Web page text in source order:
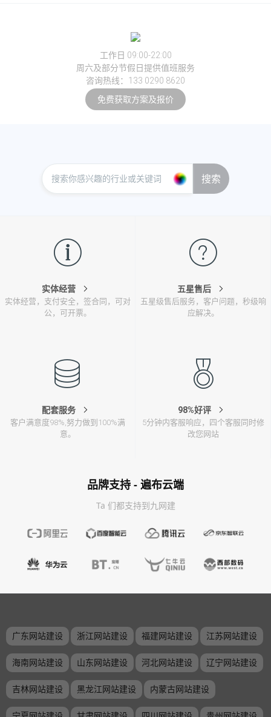
工作日 09:00-22:00
周六及部分节假日提供值班服务
咨询热线：133 0290 8620
免费获取方案及报价
搜索
实体经营
实体经营，支付安全，签合同，可对
公，可开票。
五星售后
五星级售后服务，客户问题，秒级响
应解决。
配套服务
客户满意度98%,努力做到100%满
意。
98%好评
5分钟内客服响应，四个客服同时修
改您网站
品牌支持 - 遍布云端
Ta 们都支持到九网建
广东网站建设 浙江网站建设 福建网站建设 江苏网站建设
海南网站建设 山东网站建设 河北网站建设 辽宁网站建设
吉林网站建设 黑龙江网站建设 内蒙古网站建设